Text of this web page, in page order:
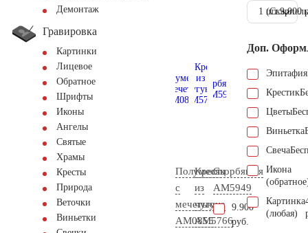
Демонтаж
Гравировка
Картинки
Лицевое
Обратное
Шрифты
Иконы
Ангелы
Святые
Храмы
Кресты
Природа
Веточки
Виньетки
Полумесяц
с
мечетью
AM0855
Крест
из
чугуна
AM5766
Скорбящая
AM5949
9.900
руб.
1 шт.9.000
Доп.
Эпитафия
Крестик
Цветы
Виньетка
Свеча
Икона
Картинка
(любая)